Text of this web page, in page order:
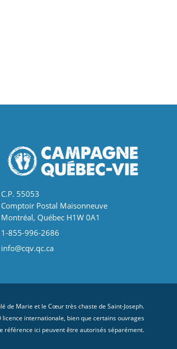
C.P. 55053
Comptoir Postal Maisonneuve
Montréal, Québec H1W 0A1
1-855-996-2686
info@cqv.qc.ca
de Marie et le Cœur très chaste de Saint-Joseph.
licence internationale , bien que certains ouvrages
référence ici peuvent être autorisés séparément.